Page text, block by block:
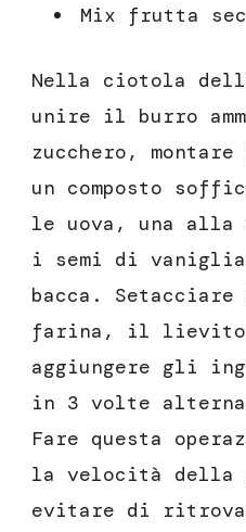
Mix frutta
Nella ciotola
unire il burro
zucchero,
un composto
le uova, una alla
i semi di
bacca.
farina, il
aggiungere gli
in 3 volte
Fare questa
la velocità della
evitare di